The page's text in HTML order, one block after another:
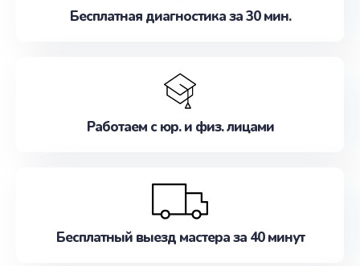
Бесплатная диагностика за 30 мин.
Работаем с юр. и физ. лицами
Бесплатный выезд мастера за 40 минут